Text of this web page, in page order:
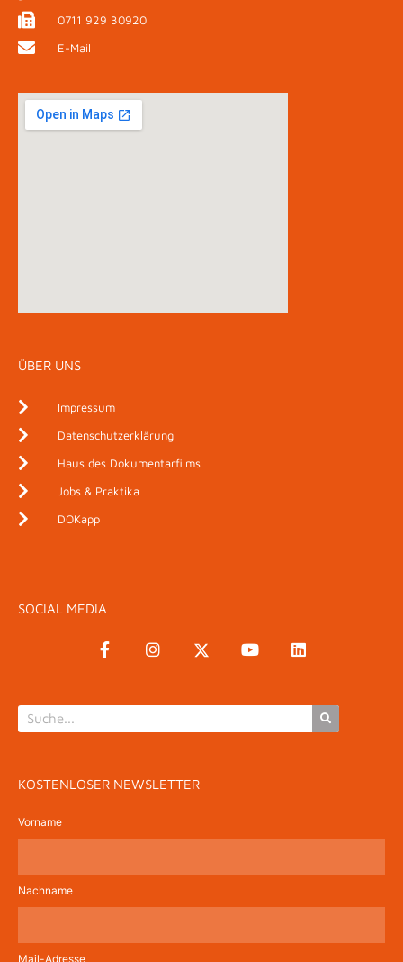
0711 929 30920
E-Mail
ÜBER UNS
Impressum
Datenschutzerklärung
Haus des Dokumentarfilms
Jobs & Praktika
DOKapp
SOCIAL MEDIA
KOSTENLOSER NEWSLETTER
Vorname
Nachname
Mail-Adresse